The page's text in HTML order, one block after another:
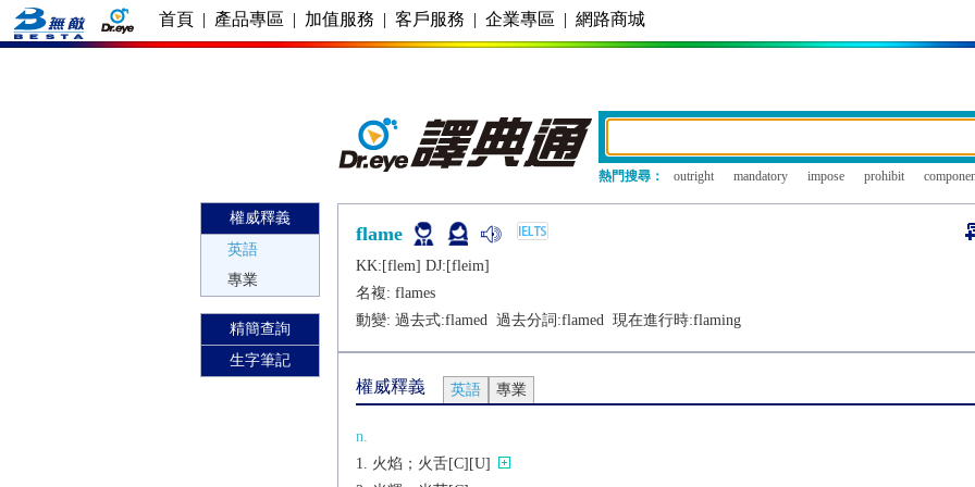
首頁 | 產品專區 | 加值服務 | 客戶服務 | 企業專區 | 網路商城
熱門搜尋： outright mandatory impose prohibit
權威釋義
英語
專業
精簡查詢
生字筆記
flame
KK:[flеm] DJ:[flеim]
名複: flames
動變: 過去式:flamed 過去分詞:flamed 現在進行時:flaming
權威釋義 英語 專業
n.
火焰；火舌[C][U]